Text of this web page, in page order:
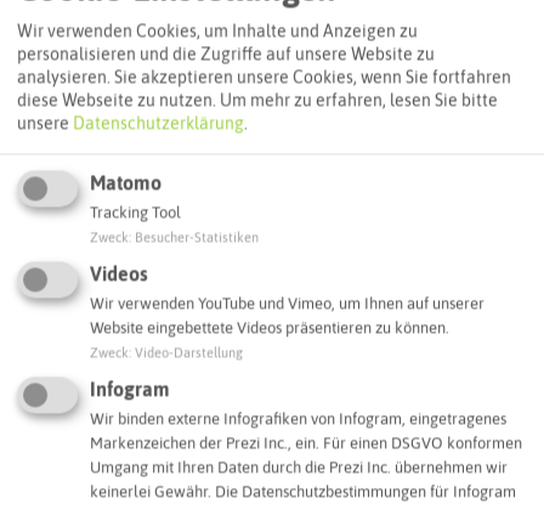
Routenplanung zum Ziel:
Autoroute finden
ATTRAKTIONEN IN DER UMGEBUNG
Was ihr hier noch erleben könnt
DATTELN
Wir verwenden Cookies, um Inhalte und Anzeigen zu
personalisieren und die Zugriffe auf unsere Website zu
analysieren. Sie akzeptieren unsere Cookies, wenn Sie fortfahren
diese Webseite zu nutzen. Um mehr zu erfahren, lesen Sie bitte
unsere Datenschutzerklärung.
Matomo
Tracking Tool
Zweck Besucher-Statistiken
Videos
Wir verwenden YouTube und Vimeo, um Ihnen auf unserer
Website eingebettete Videos präsentieren zu können.
Zweck Video-Darstellung
Infogram
Wir binden externe Infografiken von Infogram, eingetragenes
Markenzeichen der Prezi Inc., ein. Für einen DSGVO konformen
Umgang mit Ihren Daten durch die Prezi Inc. übernehmen wir
keinerlei Gewähr. Die Datenschutzbestimmungen für Infogram